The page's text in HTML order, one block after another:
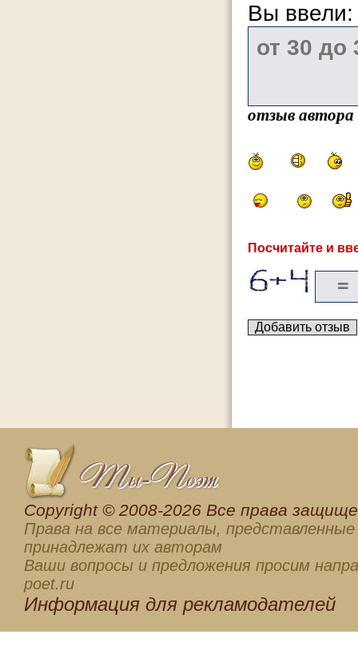
Вы
отзыв
Посчитайте и
Сopyright © 2008-2026 Все права
Права на все материалы, представленные
принадлежат их авторам
Ваши вопросы и предложения просим
poet.ru
Информация для рекламодателей